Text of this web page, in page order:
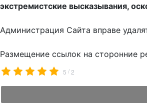
экстремистские высказывания,
Администрация Сайта вправе
Размещение ссылок на сторонние
5 /2